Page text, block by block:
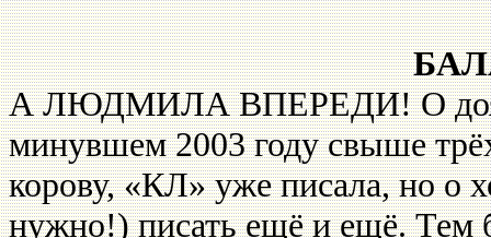
А ЛЮДМИЛА ВПЕРЕДИ! О
минувшем 2003 году свыше
корову, «КЛ» уже писала, но о
нужно!) писать ещё и ещё. Тем